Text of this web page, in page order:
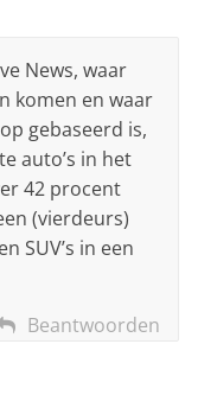
News, waar
komen en waar
gebaseerd is,
auto’s in het
42 procent
(vierdeurs)
SUV’s in een
Beantwoorden